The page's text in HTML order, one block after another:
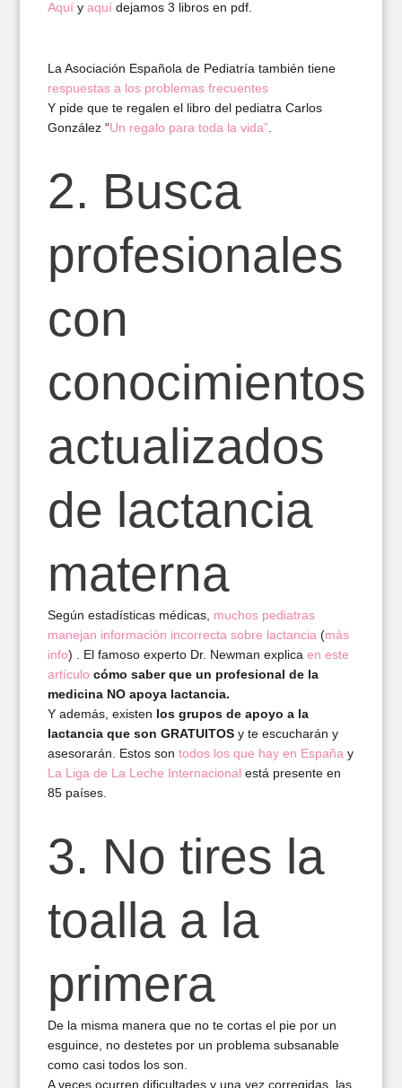
Aquíy aquídejamos 3 libros en pdf.
La Asociación Española de Pediatría también tiene
respuestas a los problemas frecuentes
Y pide que te regalen el libro del pediatra Carlos
González “Un regalo para toda la vida”.
2. Busca
profesionales
con
conocimientos
actualizados
de lactancia
materna
Según estadísticas médicas, muchos pediatras
manejan información incorrecta sobre lactancia(más
info) . El famoso experto Dr. Newman explica en este
artículo cómo saber que un profesional de la
medicina NO apoya lactancia.
Y además, existen los grupos de apoyo a la
lactancia que son GRATUITOSy te escucharán y
asesorarán. Estos son todos los que hay en Españay
La Liga de La Leche Internacional está presente en
85 países.
3. No tires la
toalla a la
primera
De la misma manera que no te cortas el pie por un
esguince, no destetes por un problema subsanable
como casi todos los son.
A veces ocurren dificultades y una vez corregidas, las